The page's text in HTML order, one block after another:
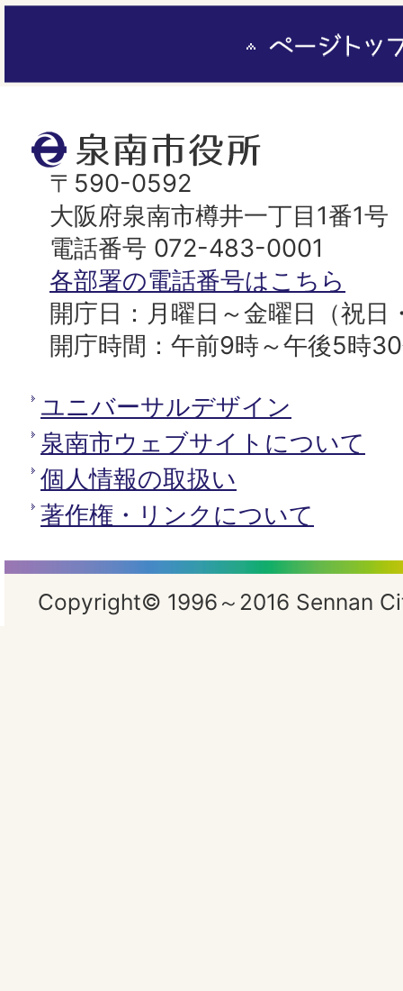
泉
南
市
役
所
〒590-0592
大阪府泉南市樽井一丁目1番1号
電話番号 072-483-0001
各部署の電話番号はこちら
開庁日：月曜日～金曜日（祝日
開庁時間：午前9時～午後5時
ユニバーサルデザイン
泉南市ウェブサイトについて
個人情報の取扱い
著作権・リンクについて
Copyright© 1996～2016 Sennan